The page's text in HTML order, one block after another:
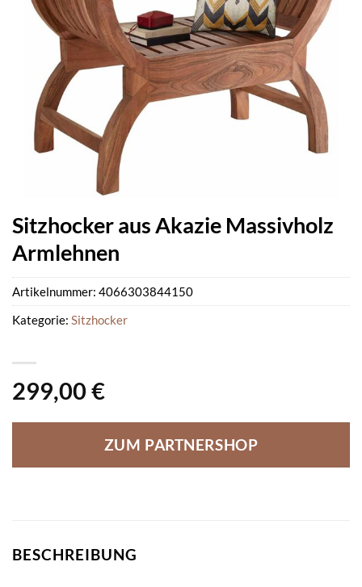
Sitzhocker aus Akazie Massivholz
Armlehnen
299,00 €
ZUM PARTNERSHOP
Artikelnummer: 4066303844150
Kategorie: Sitzhocker
BESCHREIBUNG